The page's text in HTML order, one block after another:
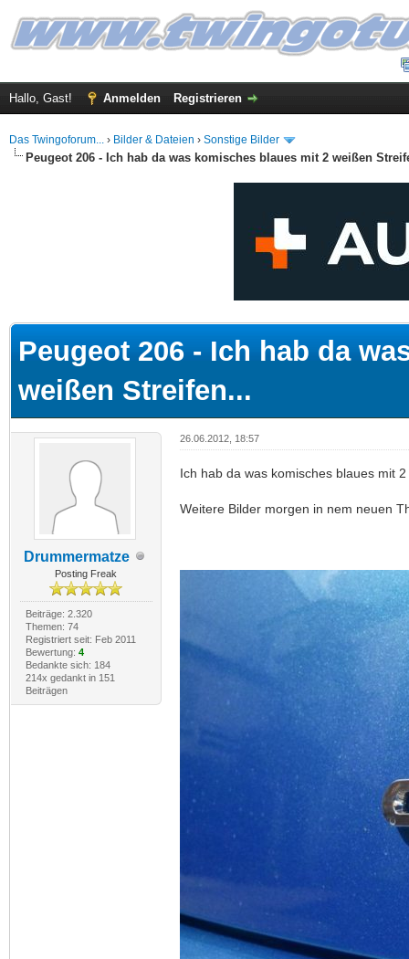
Hallo, Gast! Anmelden Registrieren
Das Twingoforum... › Bilder & Dateien › Sonstige Bilder
Peugeot 206 - Ich hab da was komisches blaues mit 2 weißen
Peugeot 206 - Ich hab da
weißen Streifen...
Drummermatze
Posting Freak
Beiträge: 2.320
Themen: 74
Registriert seit: Feb 2011
Bewertung: 4
Bedankte sich: 184
214x gedankt in 151
Beiträgen
26.06.2012, 18:57
Ich hab da was komisches blaues mit
Weitere Bilder morgen in nem neuen